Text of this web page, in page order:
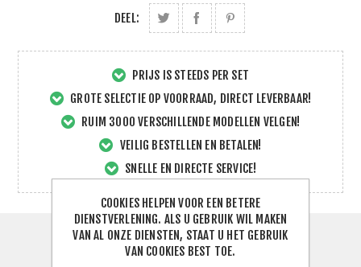
DEEL:
PRIJS IS STEEDS PER SET
GROTE SELECTIE OP VOORRAAD, DIRECT LEVERBAAR!
RUIM 3000 VERSCHILLENDE MODELLEN VELGEN!
VEILIG BESTELLEN EN BETALEN!
SNELLE EN DIRECTE SERVICE!
SPECIFICATIES
COOKIES HELPEN VOOR EEN BETERE
DIENSTVERLENING. ALS U GEBRUIK WIL MAKEN
VAN AL ONZE DIENSTEN, STAAT U HET GEBRUIK
VAN COOKIES BEST TOE.